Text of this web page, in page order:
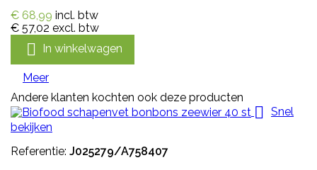
€ 68,99 incl. btw
€ 57,02 excl. btw
 In winkelwagen
Meer
Andere klanten kochten ook deze producten
 Snel
bekijken
Referentie: J025279/A758407